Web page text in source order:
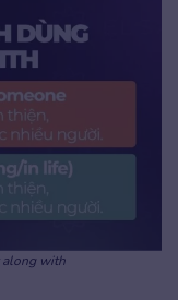
along with